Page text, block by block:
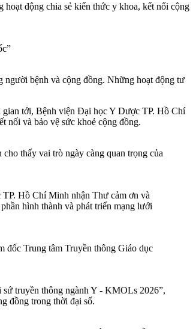
hoạt động chia sẻ kiến thức y khoa, kết nối cộng
người bệnh và cộng đồng. Những hoạt động tư
gian tới, Bệnh viện Đại học Y Dược TP. Hồ Chí
nối và bảo vệ sức khoẻ cộng đồng.
thấy vai trò ngày càng quan trọng của
Hồ Chí Minh nhận Thư cảm ơn và
hình thành và phát triển mạng lưới
Trung tâm Truyền thông Giáo dục
truyền thông ngành Y - KMOLs 2026”,
đồng trong thời đại số.